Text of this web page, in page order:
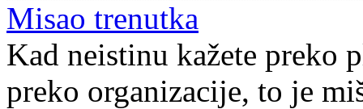
Misao trenutka
Kad neistinu kažete preko
preko organizacije, to je